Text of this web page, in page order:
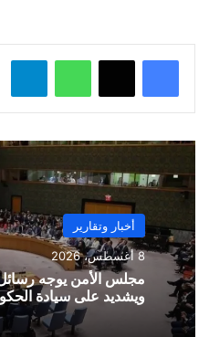
واتساب
أخبار وتقارير
8 أغسطس، 2026
مجلس الأمن يوجه
ويشديد على سيادة